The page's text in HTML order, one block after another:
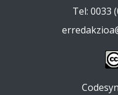
Tel: 0033